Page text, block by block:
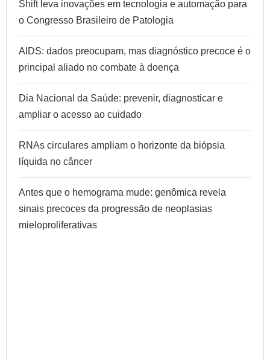
Shift leva inovações em tecnologia e automação para
o Congresso Brasileiro de Patologia
AIDS: dados preocupam, mas diagnóstico precoce é o
principal aliado no combate à doença
Dia Nacional da Saúde: prevenir, diagnosticar e
ampliar o acesso ao cuidado
RNAs circulares ampliam o horizonte da biópsia
líquida no câncer
Antes que o hemograma mude: genômica revela
sinais precoces da progressão de neoplasias
mieloproliferativas